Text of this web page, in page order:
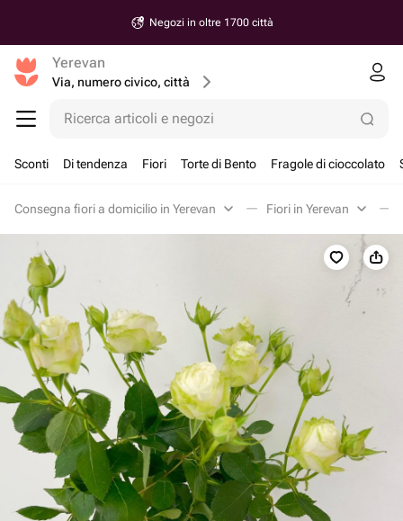
Negozi in oltre 1700 città
Yerevan
Via, numero civico, città
Ricerca articoli e negozi
Sconti Di tendenza Fiori Torte di Bento Fragole di cioccolato
Consegna fiori a domicilio in Yerevan Fiori in Yerevan